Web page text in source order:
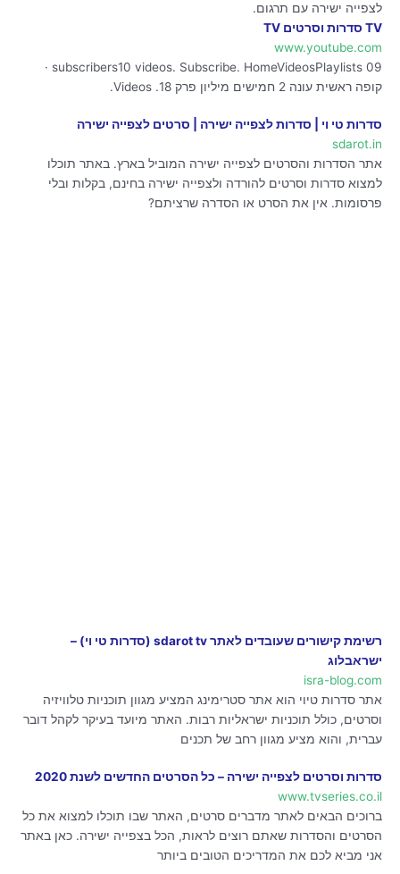
לצפייה ישירה עם תרגום.
TV סדרות וסרטים TV
www.youtube.com
09 subscribers10 videos. Subscribe. HomeVideosPlaylists ·
קופה ראשית עונה 2 חמישים מיליון פרק 18. Videos.
סדרות טי וי | סדרות לצפייה ישירה | סרטים לצפייה ישירה
sdarot.in
אתר הסדרות והסרטים לצפייה ישירה המוביל בארץ. באתר תוכלו
למצוא סדרות וסרטים להורדה ולצפייה ישירה בחינם, בקלות ובלי
פרסומות. אין את הסרט או הסדרה שרציתם?
רשימת קישורים שעובדים לאתר sdarot tv (סדרות טי וי) –
ישראבלוג
isra-blog.com
אתר סדרות טיוי הוא אתר סטרימינג המציע מגוון תוכניות טלוויזיה
וסרטים, כולל תוכניות ישראליות רבות. האתר מיועד בעיקר לקהל דובר
עברית, והוא מציע מגוון רחב של תכנים
סדרות וסרטים לצפייה ישירה – כל הסרטים החדשים לשנת 2020
www.tvseries.co.il
ברוכים הבאים לאתר מדברים סרטים, האתר שבו תוכלו למצוא את כל
הסרטים והסדרות שאתם רוצים לראות, הכל בצפייה ישירה. כאן באתר
אני מביא לכם את המדריכים הטובים ביותר